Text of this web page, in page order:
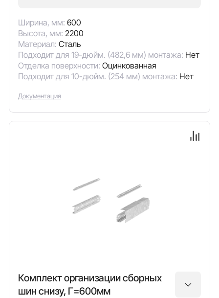
Ширина, мм: 600
Высота, мм: 2200
Материал: Сталь
Подходит для 19-дюйм. (482,6 мм) монтажа: Нет
Отделка поверхности: Оцинкованная
Подходит для 10-дюйм. (254 мм) монтажа: Нет
Документация
Комплект организации сборных
шин снизу, Г=600мм